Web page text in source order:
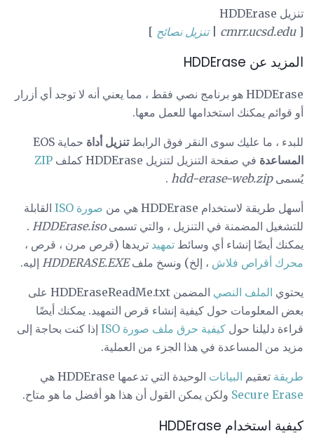
تنزيل HDDErase
[
cmrr.ucsd.edu
|تنزيل نصائح ]
المزيد عن HDDErase
HDDErase هو برنامج نصي فقط ، مما يعني أنه لا توجد أي أزرار
أو قوائم يمكنك استخدامها للعمل معها.
للبدء ، ما عليك سوى النقر فوق الرابطتنزيل أداة حماية EOS
المساعدة في صفحة التنزيل لتنزيل HDDErase كملف
ZIP
يُسمىhdd-erase-web.zip
.
أسهل طريقة لاستخدام HDDErase هي من صورة ISO
القابلة
للتشغيل المضمنة في التنزيل ، والتي تسمىHDDErase.iso
.
يمكنك أيضًا إنشاء أي وسائط تمهيد تريدها (قرص مرن ، قرص ،
محرك أقراص فلاش ، إلخ) ونسخ ملفHDDERASE.EXE إليه.
يحتوي الملف النصي
المضمن HDDEraseReadMe.txt على
بعض المعلومات حول كيفية إنشاء قرص التمهيد. يمكنك أيضًا
قراءة دليلنا حول كيفية حرق ملف صورة ISO
إذا كنت بحاجة إلى
مزيد من المساعدة في هذا الجزء من العملية.
طريقة تعقيم البيانات الوحيدة التي تدعمها HDDErase هي
Secure Erase ولكن يمكن القول أن هذا هو أفضل ما هو متاح.
كيفية استخدام HDDErase